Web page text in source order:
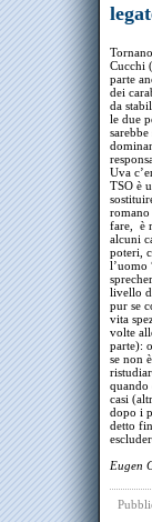
Cucchi
parte
dei
da
le due
Uva
TSO è
romano
fare, è
alcuni
poteri,
l’uomo
livello
pur se
vita
volte
parte):
se non
quando
casi
dopo i
detto
Eugen